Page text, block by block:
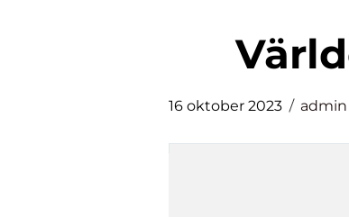
16 oktober 2023 admin